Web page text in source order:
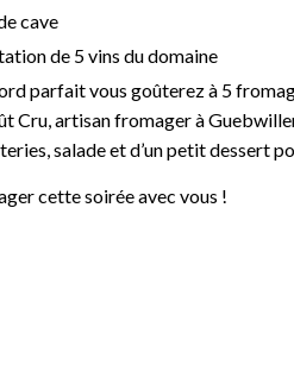
cave
de 5 vins du domaine
parfait vous goûterez à 5
Cru, artisan fromager à
salade et d’un petit dessert
cette soirée avec vous !